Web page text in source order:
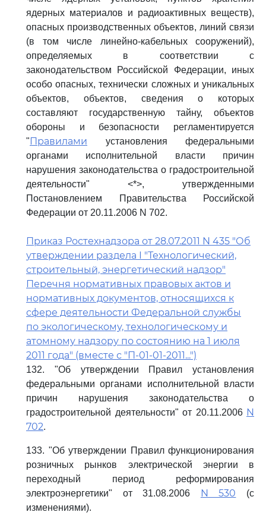
ядерных материалов и радиоактивных веществ),
опасных производственных объектов, линий связи
(в том числе линейно-кабельных сооружений),
определяемых в соответствии с
законодательством Российской Федерации, иных
особо опасных, технически сложных и уникальных
объектов, объектов, сведения о которых
составляют государственную тайну, объектов
обороны и безопасности регламентируется
"Правилами установления федеральными
органами исполнительной власти причин
нарушения законодательства о градостроительной
деятельности" <*>, утвержденными
Постановлением Правительства Российской
Федерации от 20.11.2006 N 702.
Приказ Ростехнадзора от 28.07.2011 N 435 "Об
утверждении раздела I "Технологический,
строительный, энергетический надзор"
Перечня нормативных правовых актов и
нормативных документов, относящихся к
сфере деятельности Федеральной службы
по экологическому, технологическому и
атомному надзору по состоянию на 1 июля
2011 года" (вместе с "П-01-01-2011...")
132. "Об утверждении Правил установления
федеральными органами исполнительной власти
причин нарушения законодательства о
градостроительной деятельности" от 20.11.2006 N
702.
133. "Об утверждении Правил функционирования
розничных рынков электрической энергии в
переходный период реформирования
электроэнергетики" от 31.08.2006 N 530 (с
изменениями).